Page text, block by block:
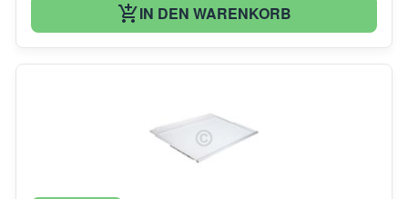
IN DEN WARENKORB